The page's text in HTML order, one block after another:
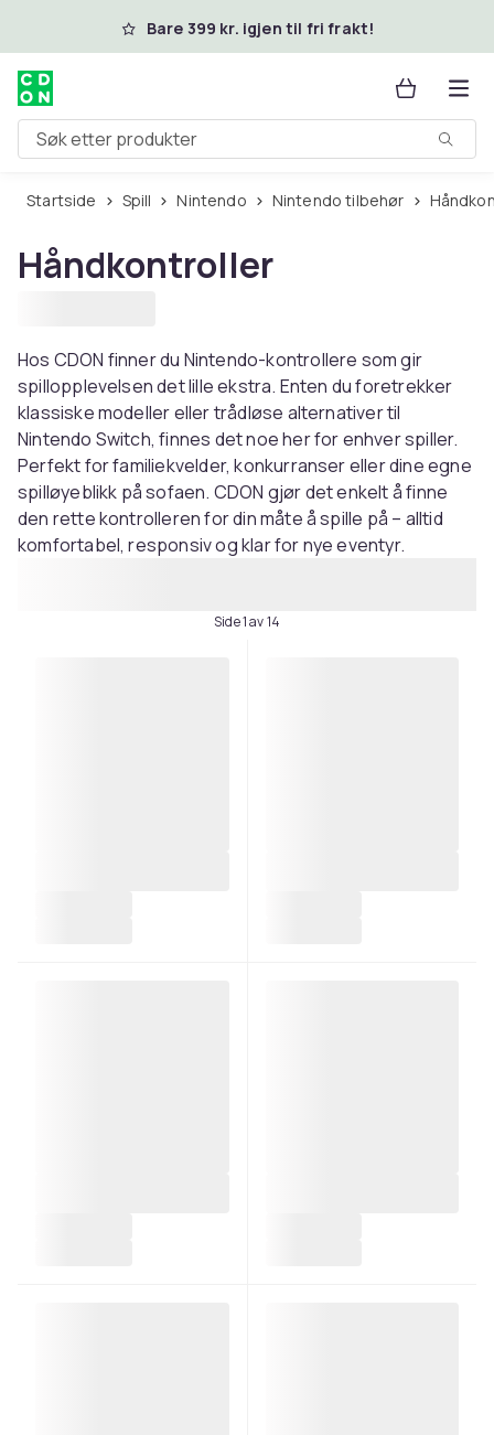
Hopp til hovedinnholdBare 399 kr. igjen til fri frakt!
Søk etter produkter
Startside Spill Nintendo Nintendo tilbehør
Håndkontroller
Hos CDON finner du Nintendo-kontrollere som gir
spillopplevelsen det lille ekstra. Enten du foretrekker
klassiske modeller eller trådløse alternativer til
Nintendo Switch, finnes det noe her for enhver spiller.
Perfekt for familiekvelder, konkurranser eller dine egne
spilløyeblikk på sofaen. CDON gjør det enkelt å finne
den rette kontrolleren for din måte å spille på – alltid
komfortabel, responsiv og klar for nye eventyr.
Side 1 av 14